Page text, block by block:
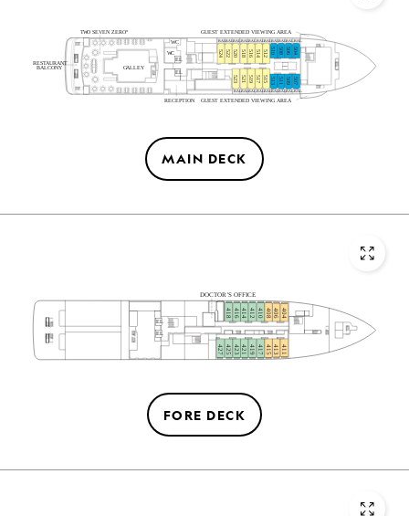
TWO SEVEN ZERO°
RECEPTION
GALLEY
RESTAURANT
BALCONY
524 522 520 518 516 514 512
523 521 519 517 515
510 508 506 504
513 511 509 507
EL
WC
WC
EL
BAL.BAL.BAL.BAL.BAL.BAL.BAL.BAL.BAL.BAL.BAL.
BAL.
BAL.
BAL.
BAL.
BAL.
BAL.
BAL.
BAL.
BAL.
GUEST EXTENDED VIEWING AREA
GUEST EXTENDED VIEWING AREA
MAIN DECK
DOCTOR’S OFFICE
418 416 414 412 410 408 406 404
425
427 423 421 419 417 415 413 411
EL
EL
FORE DECK